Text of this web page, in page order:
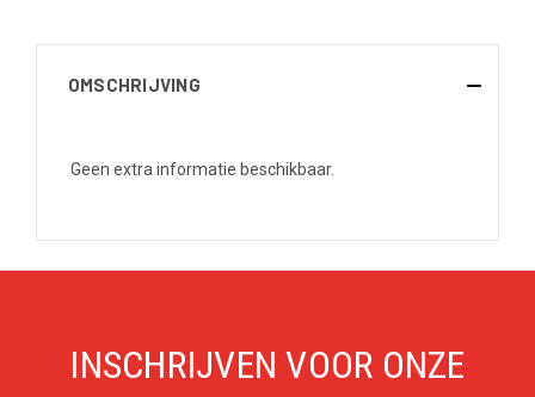
OMSCHRIJVING
Geen extra informatie beschikbaar.
INSCHRIJVEN VOOR ONZE